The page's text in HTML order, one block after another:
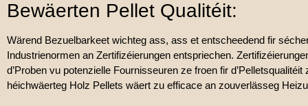
Bewäerten Pellet Qualitéit:
Wärend Bezuelbarkeet wichteg ass, ass et entscheedend fir
Industrienormen an Zertifizéierungen entspriechen.
d’Proben vu potenzielle Fournisseuren ze froen fir
héichwäerteg Holz Pellets wäert zu efficace an zouverlässeg